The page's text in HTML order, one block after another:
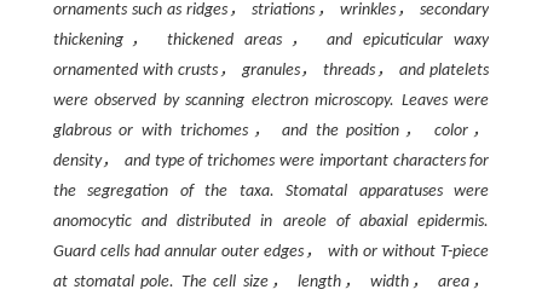
ornaments such as ridges， striations， wrinkles， secondary
thickening， thickened areas， and epicuticular waxy
ornamented with crusts， granules， threads， and platelets
were observed by scanning electron microscopy. Leaves were
glabrous or with trichomes， and the position， color，
density， and type of trichomes were important characters for
the segregation of the taxa. Stomatal apparatuses were
anomocytic and distributed in areole of abaxial epidermis.
Guard cells had annular outer edges， with or without T-piece
at stomatal pole. The cell size， length， width， area，